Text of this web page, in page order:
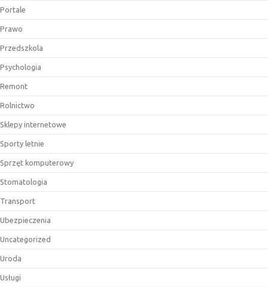
Portale
Prawo
Przedszkola
Psychologia
Remont
Rolnictwo
Sklepy internetowe
Sporty letnie
Sprzęt komputerowy
Stomatologia
Transport
Ubezpieczenia
Uncategorized
Uroda
Usługi